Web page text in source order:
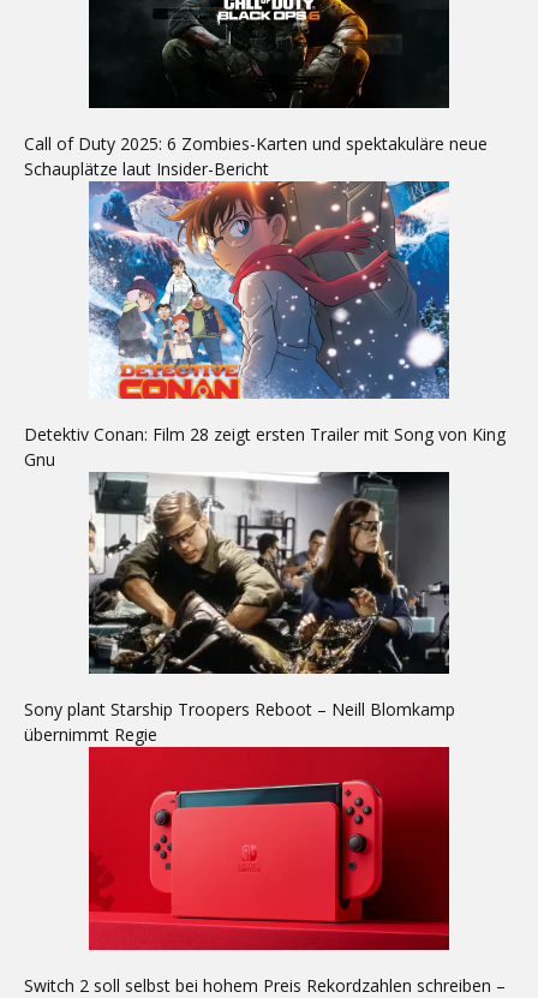
Call of Duty 2025: 6 Zombies-Karten und spektakuläre neue
Schauplätze laut Insider-Bericht
Detektiv Conan: Film 28 zeigt ersten Trailer mit Song von King
Gnu
Sony plant Starship Troopers Reboot – Neill Blomkamp
übernimmt Regie
Switch 2 soll selbst bei hohem Preis Rekordzahlen schreiben –